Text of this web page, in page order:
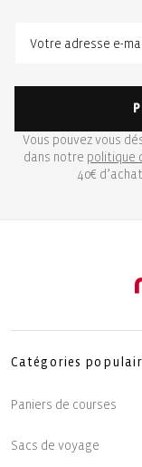
Vous pouvez vous
dans notre politique
40€
Catégories
Paniers de courses
Sacs de voyage